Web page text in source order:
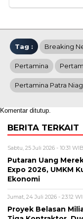
Tag : Breaking
Pertamina
Pertamina Patra
Komentar ditutup.
BERITA TERKAIT
Sabtu, 25 Juli 2026 - 10:31 WIB
Putaran Uang
Expo 2026, UMKM
Ekonomi
Jumat, 24 Juli 2026 - 23:12
Proyek Belasan